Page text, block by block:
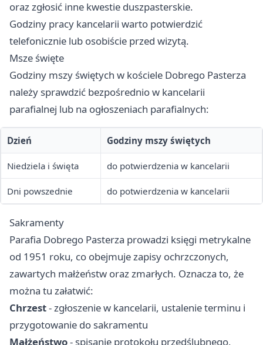
oraz zgłosić inne kwestie duszpasterskie.
Godziny pracy kancelarii warto potwierdzić
telefonicznie lub osobiście przed wizytą.
Msze święte
Godziny mszy świętych w kościele Dobrego Pasterza
należy sprawdzić bezpośrednio w kancelarii
parafialnej lub na ogłoszeniach parafialnych:
Dzień Godziny mszy świętych
Niedziela i święta do potwierdzenia w kancelarii
Dni powszednie do potwierdzenia w kancelarii
Sakramenty
Parafia Dobrego Pasterza prowadzi księgi metrykalne
od 1951 roku, co obejmuje zapisy ochrzczonych,
zawartych małżeństw oraz zmarłych. Oznacza to, że
można tu załatwić:
Chrzest- zgłoszenie w kancelarii, ustalenie terminu i
przygotowanie do sakramentu
Małżeństwo- spisanie protokołu przedślubnego,